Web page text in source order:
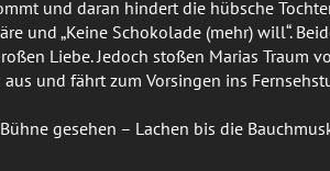
und daran hindert die hübsche
und „Keine Schokolade (mehr) will“.
Liebe. Jedoch stoßen Marias Traum
und fährt zum Vorsingen ins
gesehen – Lachen bis die